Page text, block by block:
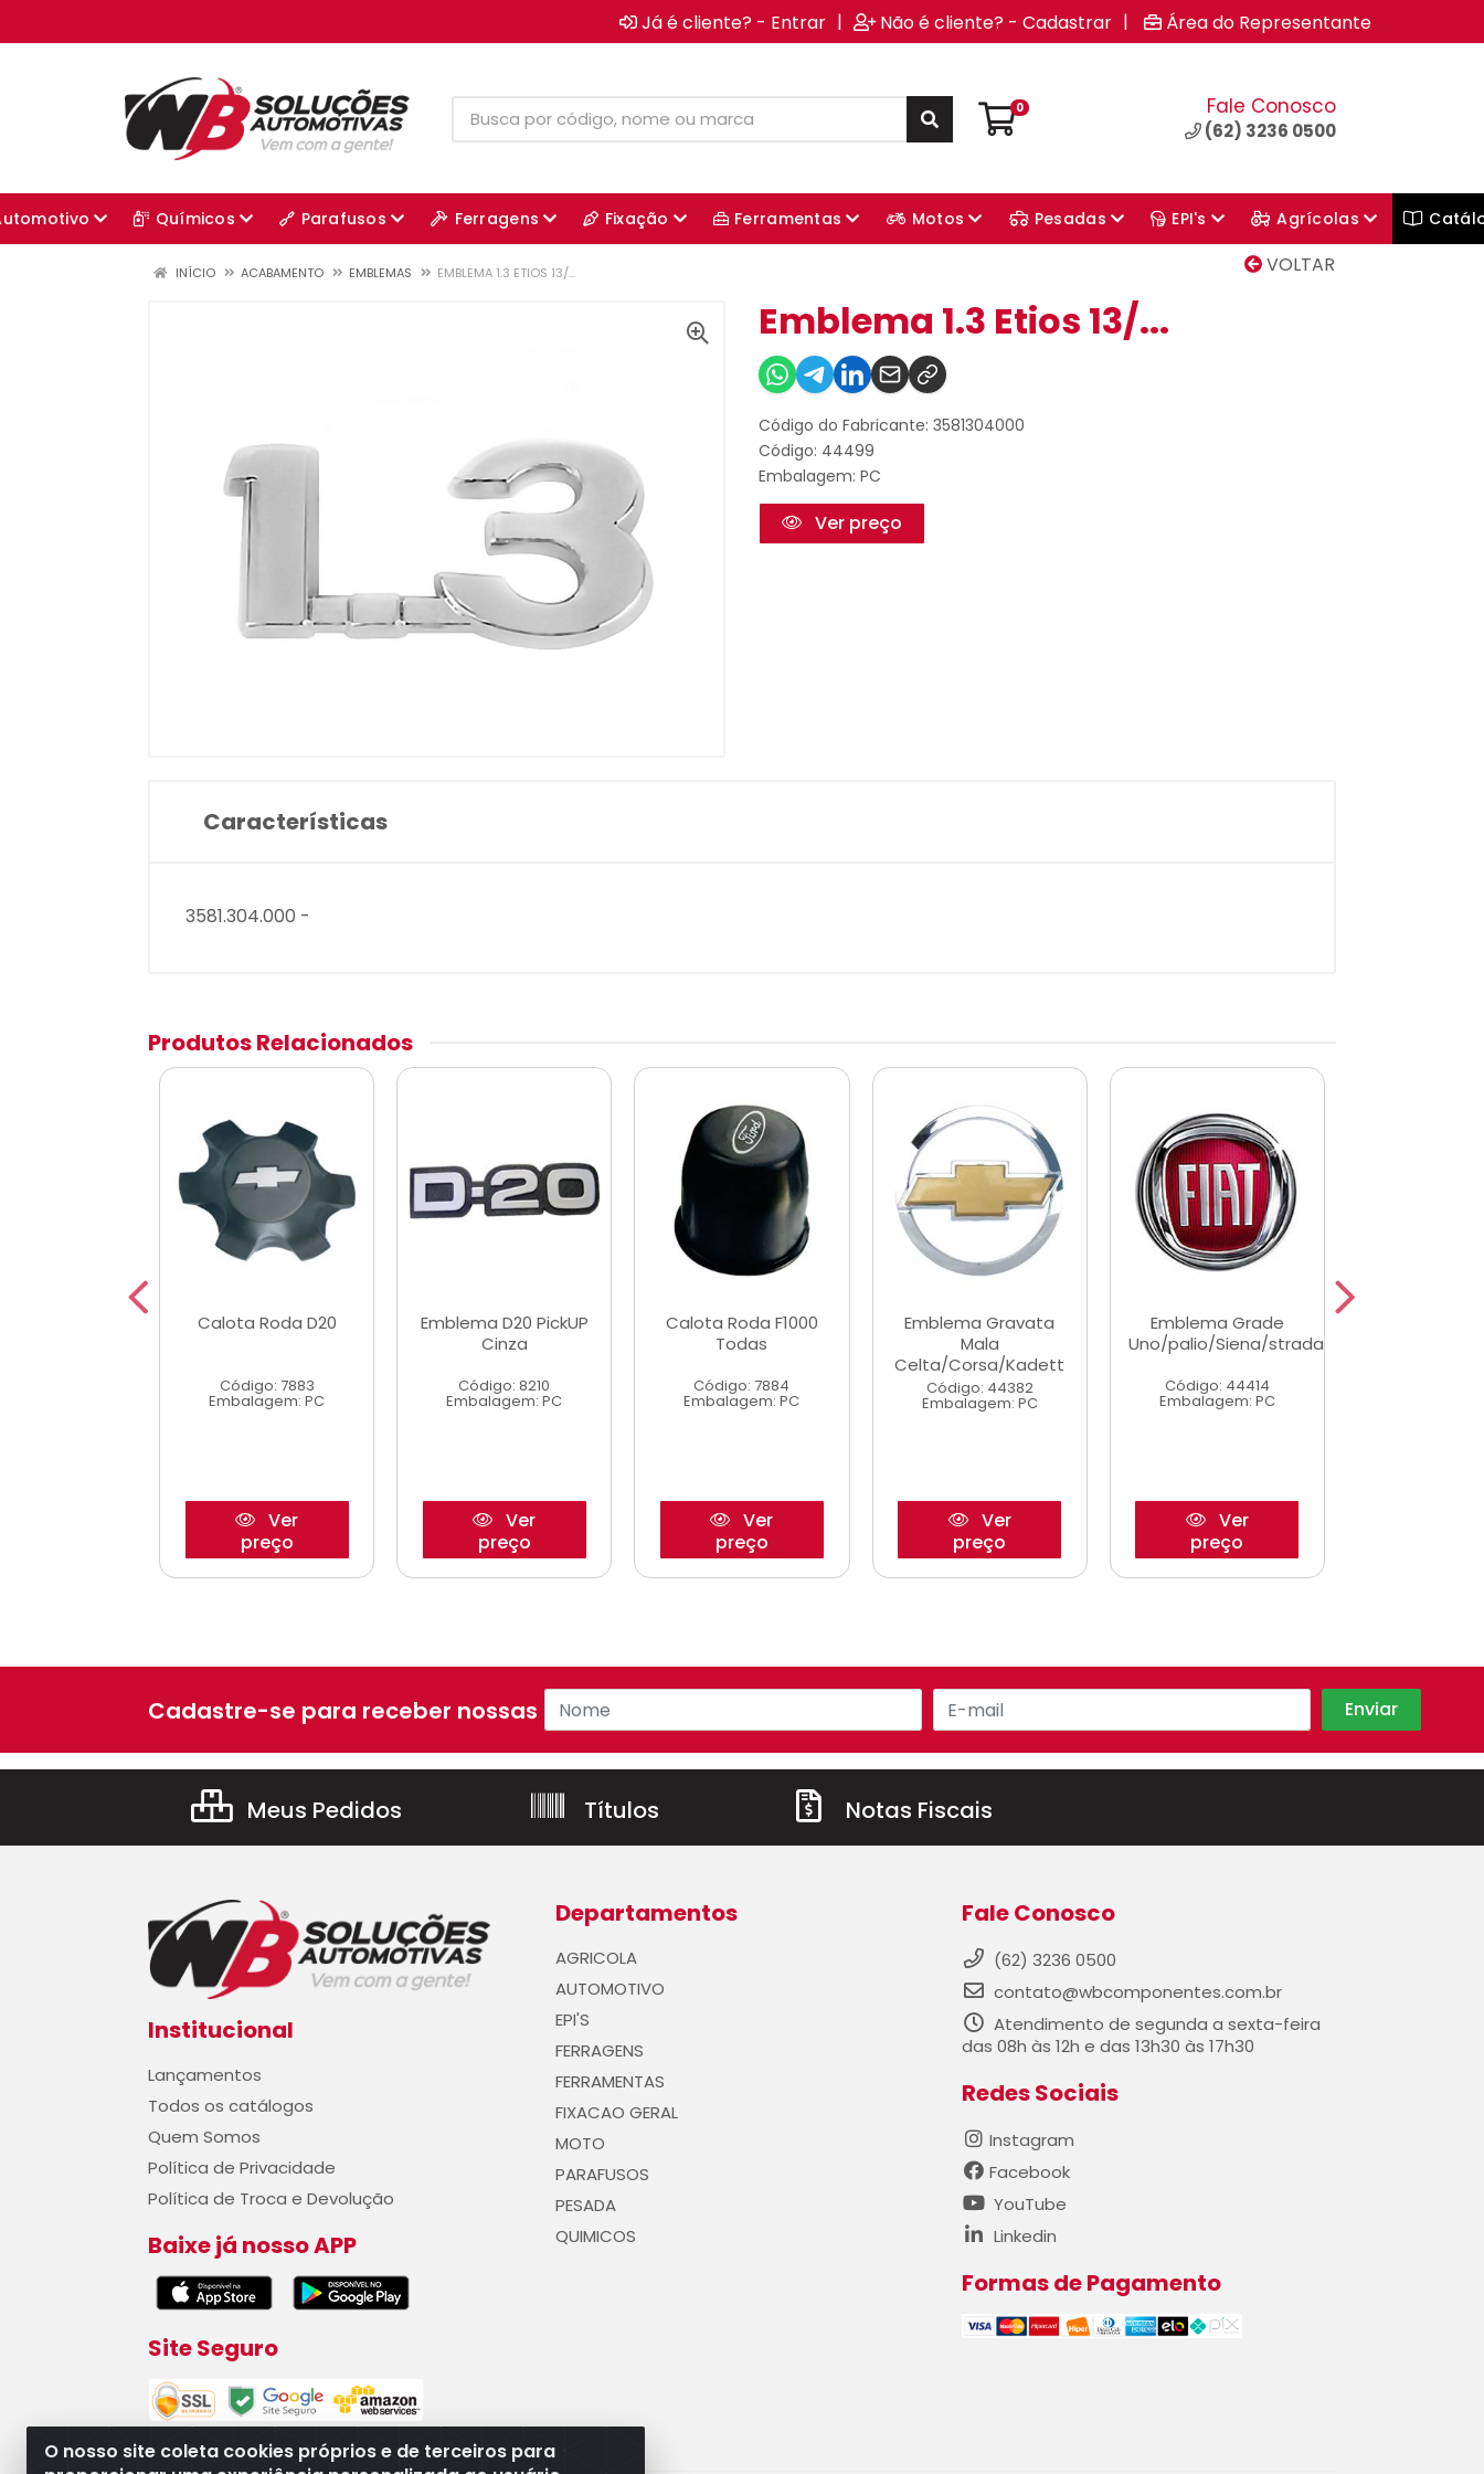
Já é cliente? - Entrar | Não é cliente? - Cadastrar | Área do Representante
0 Fale Conosco
(62) 3236 0500
Químicos Parafusos Ferragens Fixação Ferramentas Motos Pesadas EPI's Agrícolas
VOLTAR
INÍCIO ACABAMENTO EMBLEMAS EMBLEMA 1.3 ETIOS 13/...
Emblema 1.3 Etios 13/...
Código do Fabricante: 3581304000
Código: 44499
Embalagem: PC
Ver preço
Características
3581.304.000 -
Produtos Relacionados
Calota Roda D20
Código: 7883
Embalagem: PC
Ver
preço
Emblema D20 PickUP
Cinza
Código: 8210
Embalagem: PC
Ver
preço
Calota Roda F1000
Todas
Código: 7884
Embalagem: PC
Ver
preço
Emblema Gravata
Mala
Celta/Corsa/Kadett
Código: 44382
Embalagem: PC
Ver
preço
Emblema Grade
Uno/palio/Siena/strada
Código: 44414
Embalagem: PC
Ver
preço
O nosso site coleta cookies próprios e de terceiros para
Cadastre-se para receber nossas ofertas!
Meus Pedidos Títulos Notas Fiscais
Institucional
Lançamentos
Todos os catálogos
Quem Somos
Política de Privacidade
Política de Troca e Devolução
Baixe já nosso APP
Site Seguro
Departamentos
AGRICOLA
AUTOMOTIVO
EPI'S
FERRAGENS
FERRAMENTAS
FIXACAO GERAL
MOTO
PARAFUSOS
PESADA
QUIMICOS
Fale Conosco
(62) 3236 0500
contato@wbcomponentes.com.br
Atendimento de segunda a sexta-feira
das 08h às 12h e das 13h30 às 17h30
Redes Sociais
Instagram
Facebook
YouTube
Linkedin
Formas de Pagamento